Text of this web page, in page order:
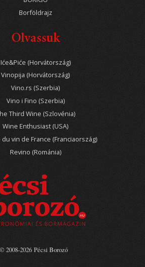
Borföldrajz
Olvassuk
Iće&Piće (Horvátország)
Vinopija (Horvátország)
Vino.rs (Szerbia)
Vino i Fino (Szerbia)
Third Wine (Szlovénia)
Wine Enthusiast (USA)
du vin de France (Franciaország)
Revino (Románia)
© 2008-2026 Pécsi Borozó